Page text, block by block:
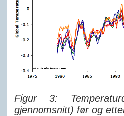
Figur 3:
gjennomsnitt) før og